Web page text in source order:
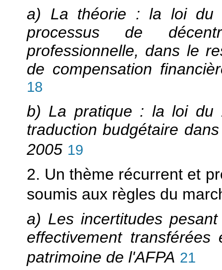
a) La théorie : la loi du
processus de
professionnelle, dans le
de compensation
18
b) La pratique : la loi du
traduction budgétaire
2005 19
2. Un thème récurrent et
soumis aux règles du
a) Les incertitudes
effectivement
patrimoine de l'AFPA 21